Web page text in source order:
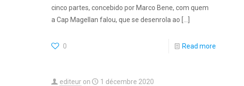
cinco partes, concebido por Marco Bene, com quem
a Cap Magellan falou, que se desenrola ao
0 Read more
editeur on 1 décembre 2020